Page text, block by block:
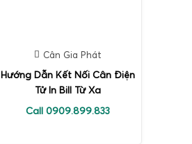
Cân Gia Phát
Hướng Dẫn Kết Nối Cân Điện
Tử In Bill Từ Xa
Call 0909.899.833